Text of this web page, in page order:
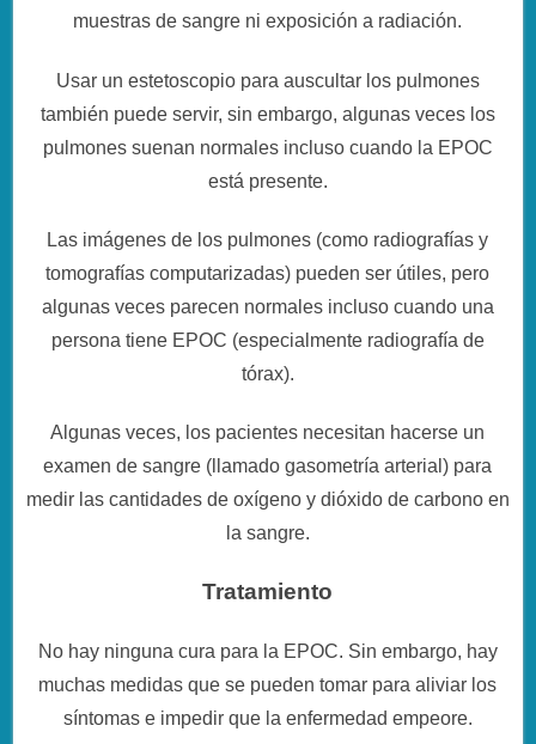
muestras de sangre ni exposición a radiación.
Usar un estetoscopio para auscultar los pulmones
también puede servir, sin embargo, algunas veces los
pulmones suenan normales incluso cuando la EPOC
está presente.
Las imágenes de los pulmones (como radiografías y
tomografías computarizadas) pueden ser útiles, pero
algunas veces parecen normales incluso cuando una
persona tiene EPOC (especialmente radiografía de
tórax).
Algunas veces, los pacientes necesitan hacerse un
examen de sangre (llamado gasometría arterial) para
medir las cantidades de oxígeno y dióxido de carbono en
la sangre.
Tratamiento
No hay ninguna cura para la EPOC. Sin embargo, hay
muchas medidas que se pueden tomar para aliviar los
síntomas e impedir que la enfermedad empeore.